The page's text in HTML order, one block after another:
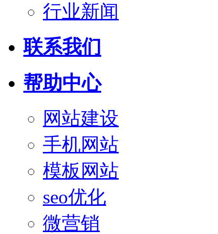
行业新闻
联系我们
帮助中心
网站建设
手机网站
模板网站
seo优化
微营销